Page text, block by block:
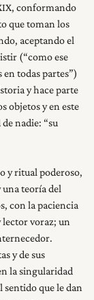
conformando
que toman los
aceptando el
(“como ese
todas partes”)
y hace parte
objetos y en este
nadie: “su
y ritual poderoso,
teoría del
con la paciencia
lector voraz; un
y de sus
la singularidad
que le dan